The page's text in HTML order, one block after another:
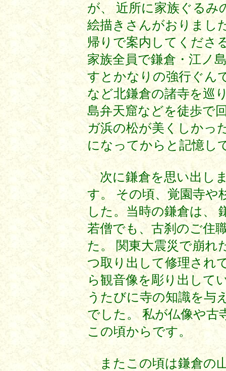
が、 近所に家族ぐる
絵描きさんがおりまし
帰りで案内してくださ
家族全員で鎌倉・江ノ
すとかなりの強行ぐん
など北鎌倉の諸寺を巡
島弁天窟などを徒歩で
ガ浜の松が美くしかっ
になってからと記憶し
次に鎌倉を思い出し
す。 その頃、覚園寺や
した。当時の鎌倉は、
若僧でも、古刹のご住
た。 関東大震災で崩れ
つ取り出して修理され
ら観音像を彫り出して
うたびに寺の知識を与
でした。 私が仏像や古
この頃からです。
またこの頃は鎌倉の